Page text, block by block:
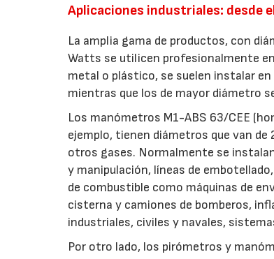
Aplicaciones industriales: desde
La amplia gama de productos, con
Watts se utilicen profesionalmente
metal o plástico, se suelen instalar
mientras que los de mayor diámetro
Los manómetros M1-ABS 63/CEE
ejemplo, tienen diámetros que van
otros gases. Normalmente se
y manipulación, líneas de
de combustible como máquinas de
cisterna y camiones de bomberos,
industriales, civiles y navales,
Por otro lado, los pirómetros y